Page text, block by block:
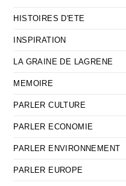
HISTOIRES D'ETE
INSPIRATION
LA GRAINE DE LAGRENE
MEMOIRE
PARLER CULTURE
PARLER ECONOMIE
PARLER ENVIRONNEMENT
PARLER EUROPE